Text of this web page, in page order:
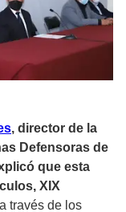
, director de la
Defensoras de
que esta
XIX
través de los